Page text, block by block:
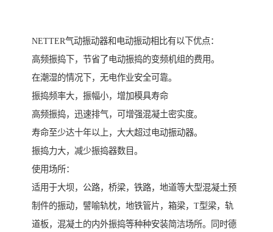
NETTER气动振动器和电动振动相比有以下优点：
高频振捣下，节省了电动振捣的变频机组的费用。
在潮湿的情况下，无电作业安全可靠。
振捣频率大，振幅小，增加模具寿命
高频振捣，迅速排气，可增强混凝土密实度。
寿命至少达十年以上，大大超过电动振动器。
振捣力大，减少振捣器数目。
使用场所：
适用于大坝，公路，桥梁，铁路，地道等大型混凝土预
制件的振动，譬喻轨枕，地铁管片，箱梁，T型梁，轨
道板，混凝土的内外振捣等种种安装简洁场所。同时德